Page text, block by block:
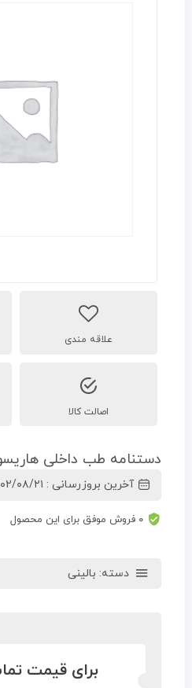
اصالت کالا
دستنامه طب داخلی هاریسون ۲۰۲۰ ( تمام
آخرین بروزرسانی : ۱۴۰۲/۰۸/۲۱
۰ فروش موفق برای این محصول
دسته: بالینی
برای قیمت